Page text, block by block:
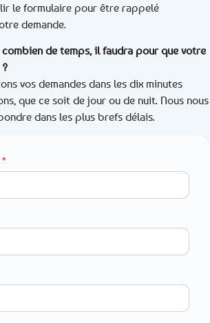
le formulaire pour être rappelé
demande.
combien de temps, il faudra pour que votre
vos demandes dans les dix minutes
que ce soit de jour ou de nuit. Nous nous
dans les plus brefs délais.